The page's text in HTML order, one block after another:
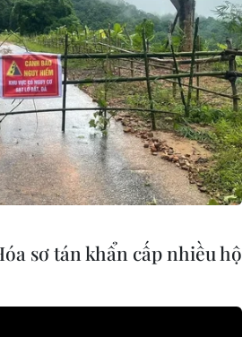
sơ tán khẩn cấp nhiều hộ